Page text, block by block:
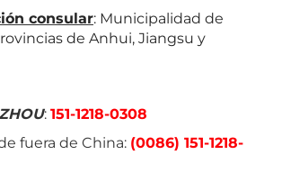
consular: Municipalidad de
de Anhui, Jiangsu y
: 151-1218-0308
fuera de China: (0086) 151-1218-